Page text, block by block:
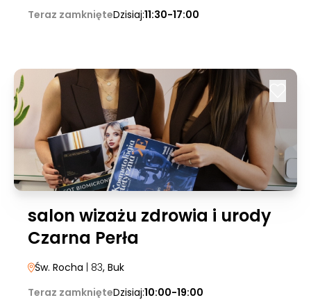
Teraz zamknięteDzisiaj:11:30-17:00
salon wizażu zdrowia i urody
Czarna Perła
Św. Rocha | 83, Buk
Teraz zamknięteDzisiaj:10:00-19:00